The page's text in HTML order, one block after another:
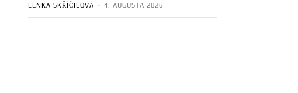
LENKA SKŘÍČILOVÁ - 4. AUGUSTA 2026